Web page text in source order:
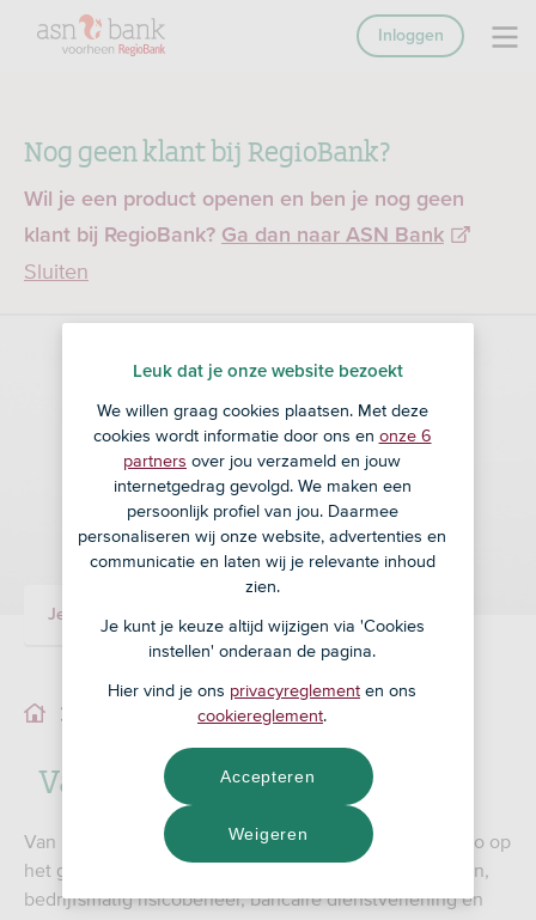
Nog geen klant bij RegioBank?
Wil je een product openen en ben je nog geen
klant bij RegioBank? Ga dan naar ASN Bank
Sluiten
Inloggen
Je adviseur
Van Loon Assurantiën B.V.
Van Loon in ’s-Hertogenbosch is een begrip in de regio op
het gebied van hypotheken, particuliere verzekeringen,
bedrijfsmatig risicobeheer, bancaire dienstverlening en
Leuk dat je onze website bezoekt
We willen graag cookies plaatsen. Met deze
cookies wordt informatie door ons en onze 6
partners over jou verzameld en jouw
internetgedrag gevolgd. We maken een
persoonlijk profiel van jou. Daarmee
personaliseren wij onze website, advertenties en
communicatie en laten wij je relevante inhoud
zien.
Je kunt je keuze altijd wijzigen via 'Cookies
instellen' onderaan de pagina.
Hier vind je ons privacyreglement en ons
cookiereglement.
Weigeren
Accepteren